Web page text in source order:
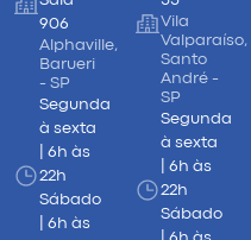
906
Alphaville,
Barueri
- SP
Segunda
à sexta
| 6h às
22h
Sábado
| 6h às
Vila
Valparaíso,
Santo
André -
SP
Segunda
à sexta
| 6h às
22h
Sábado
| 6h às